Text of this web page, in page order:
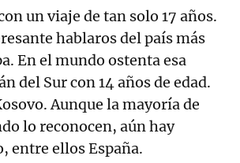
un viaje de tan solo 17 años.
hablaros del país más
En el mundo ostenta esa
del Sur con 14 años de edad.
Aunque la mayoría de
lo reconocen, aún hay
entre ellos España.